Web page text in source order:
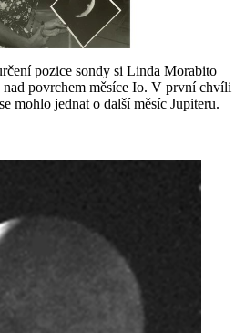
pozice sondy si Linda Morabito
povrchem měsíce Io. V první chvíli
mohlo jednat o další měsíc Jupiteru.